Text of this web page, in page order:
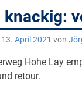
knackig:
13. April 2021 von
Hohe Lay
retour.